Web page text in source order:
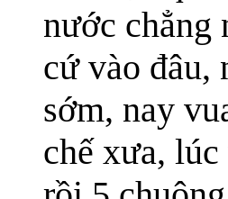
nước chẳng
cứ vào đâu,
sớm, nay
chế xưa, lúc